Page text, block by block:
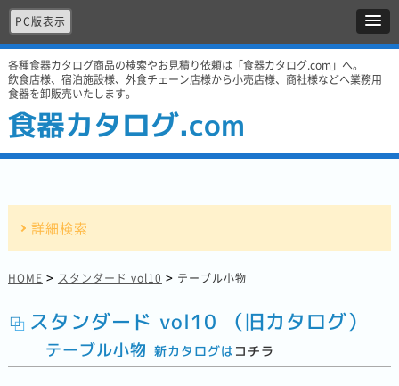
各種食器カタログ商品の検索やお見積り依頼は「食器カタログ.com」へ。
飲食店様、宿泊施設様、外食チェーン店様から小売店様、商社様などへ業務用
食器を卸販売いたします。
食器カタログ.com
PC版表示
詳細検索
HOME > スタンダード vol10 > テーブル小物
スタンダード vol10 （旧カタログ）
テーブル小物 新カタログは コチラ